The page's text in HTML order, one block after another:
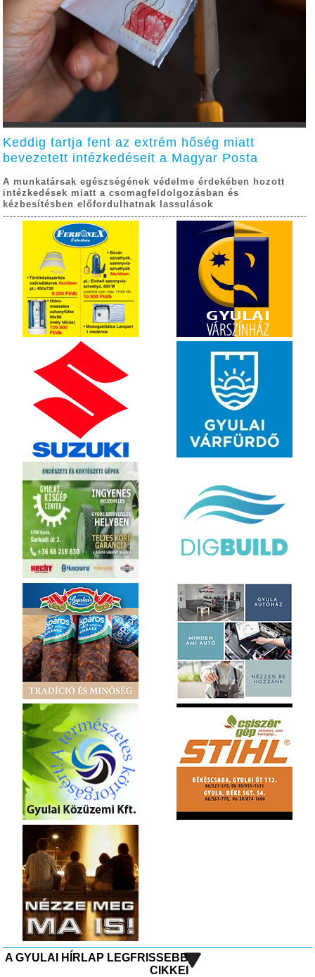
Keddig tartja fent az extrém hőség miatt
bevezetett intézkedéseit a Magyar Posta
A munkatársak egészségének védelme érdekében hozott
intézkedések miatt a csomagfeldolgozásban és
kézbesítésben előfordulhatnak lassulások
A GYULAI HÍRLAP LEGFRISSEBB
CIKKEI